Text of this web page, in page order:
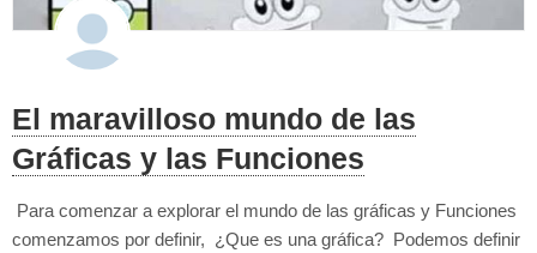
El maravilloso mundo de las
Gráficas y las Funciones
Para comenzar a explorar el mundo de las gráficas y Funciones
comenzamos por definir, ¿Que es una gráfica? Podemos definir